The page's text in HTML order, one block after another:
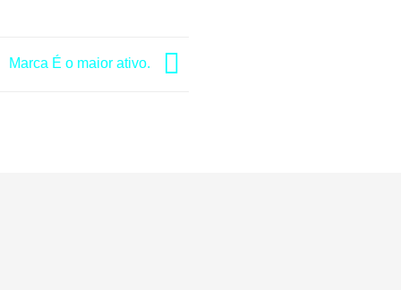
Marca É o maior ativo.